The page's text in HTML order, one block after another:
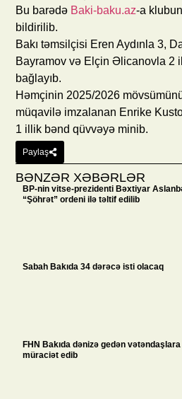
Bu barədə Baki-baku.az-a
bildirilib.
Bakı təmsilçisi Eren Aydınla 3,
Bayramov və Elçin Əlicanovla 2
bağlayıb.
Həmçinin 2025/2026
müqavilə imzalanan Enrike
1 illik bənd qüvvəyə minib.
Paylaş
BƏNZƏR XƏBƏRLƏR
BP-nin vitse-prezidenti Bəxtiyar
“Şöhrət” ordeni ilə təltif edilib
Sabah Bakıda 34 dərəcə isti olacaq
FHN Bakıda dənizə gedən vətəndaşlara
müraciət edib